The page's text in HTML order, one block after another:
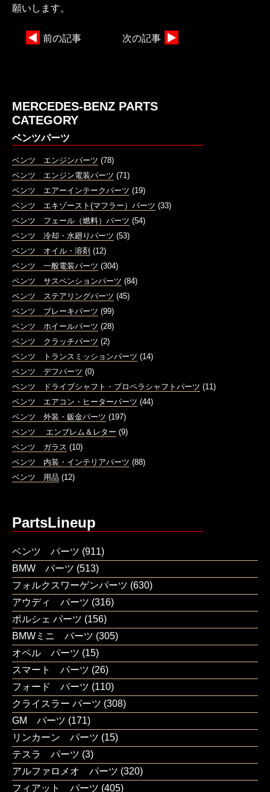
願いします。
前の記事 次の記事
MERCEDES-BENZ PARTS
CATEGORY
ベンツパーツ
ベンツ エンジンパーツ (78)
ベンツ エンジン電装パーツ (71)
ベンツ エアーインテークパーツ (19)
ベンツ エキゾースト(マフラー）パーツ (33)
ベンツ フェール（燃料）パーツ (54)
ベンツ 冷却・水廻りパーツ (53)
ベンツ オイル・溶剤 (12)
ベンツ 一般電装パーツ (304)
ベンツ サスペンションパーツ (84)
ベンツ ステアリングパーツ (45)
ベンツ ブレーキパーツ (99)
ベンツ ホイールパーツ (28)
ベンツ クラッチパーツ (2)
ベンツ トランスミッションパーツ (14)
ベンツ デフパーツ (0)
ベンツ ドライブシャフト・プロペラシャフトパーツ (11)
ベンツ エアコン・ヒーターパーツ (44)
ベンツ 外装・鈑金パーツ (197)
ベンツ エンブレム＆レター (9)
ベンツ ガラス (10)
ベンツ 内装・インテリアパーツ (88)
ベンツ 用品 (12)
PartsLineup
ベンツ パーツ (911)
BMW パーツ (513)
フォルクスワーゲンパーツ (630)
アウディ パーツ (316)
ポルシェ パーツ (156)
BMWミニ パーツ (305)
オペル パーツ (15)
スマート パーツ (26)
フォード パーツ (110)
クライスラー パーツ (308)
GM パーツ (171)
リンカーン パーツ (15)
テスラ パーツ (3)
アルファロメオ パーツ (320)
フィアット パーツ (405)